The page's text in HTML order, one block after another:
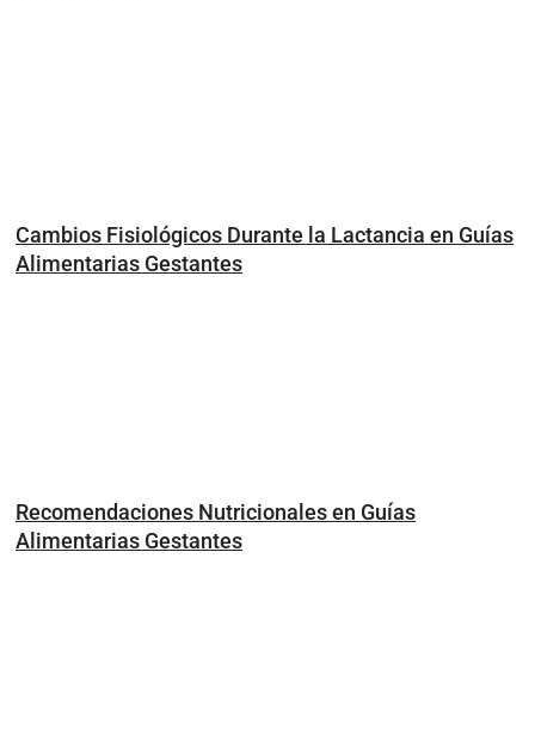
Cambios Fisiológicos Durante la Lactancia en Guías
Alimentarias Gestantes
Recomendaciones Nutricionales en Guías
Alimentarias Gestantes